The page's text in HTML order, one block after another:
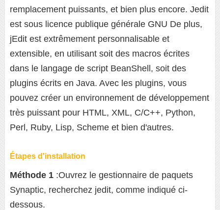
remplacement puissants, et bien plus encore. Jedit
est sous licence publique générale GNU De plus,
jEdit est extrêmement personnalisable et
extensible, en utilisant soit des macros écrites
dans le langage de script BeanShell, soit des
plugins écrits en Java. Avec les plugins, vous
pouvez créer un environnement de développement
très puissant pour HTML, XML, C/C++, Python,
Perl, Ruby, Lisp, Scheme et bien d'autres.
Étapes d'installation
Méthode 1 :Ouvrez le gestionnaire de paquets
Synaptic, recherchez jedit, comme indiqué ci-
dessous.